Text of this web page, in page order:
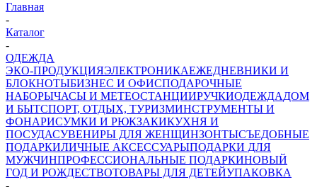
Главная
-
Каталог
-
ОДЕЖДА
ЭКО-ПРОДУКЦИЯЭЛЕКТРОНИКАЕЖЕДНЕВНИКИ И
БЛОКНОТЫБИЗНЕС И ОФИСПОДАРОЧНЫЕ
НАБОРЫЧАСЫ И МЕТЕОСТАНЦИИРУЧКИОДЕЖДАДОМ
И БЫТСПОРТ, ОТДЫХ, ТУРИЗМИНСТРУМЕНТЫ И
ФОНАРИСУМКИ И РЮКЗАКИКУХНЯ И
ПОСУДАСУВЕНИРЫ ДЛЯ ЖЕНЩИНЗОНТЫСЪЕДОБНЫЕ
ПОДАРКИЛИЧНЫЕ АКСЕССУАРЫПОДАРКИ ДЛЯ
МУЖЧИНПРОФЕССИОНАЛЬНЫЕ ПОДАРКИНОВЫЙ
ГОД И РОЖДЕСТВОТОВАРЫ ДЛЯ ДЕТЕЙУПАКОВКА